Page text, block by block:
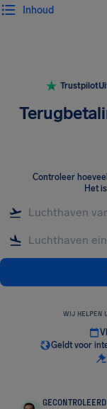
Inhoud
Trustpilot
Controleer
Het
WIJ HELPEN
Geldt voor